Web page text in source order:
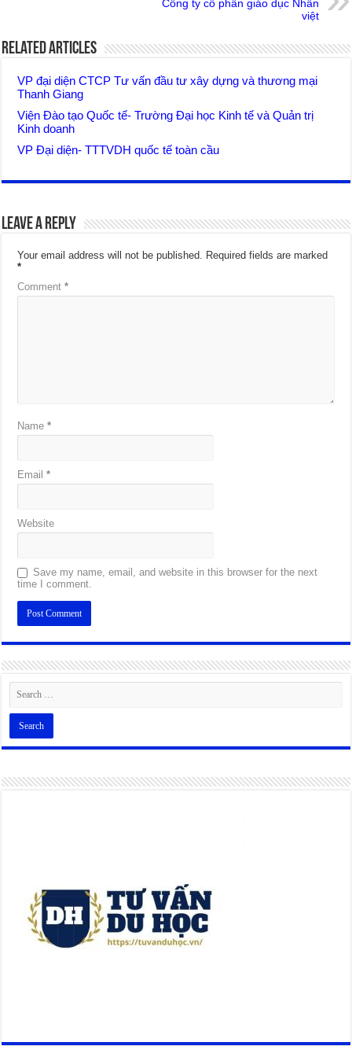
Công ty cổ phần giáo dục Nhân
việt
Related Articles
VP đại diện CTCP Tư vấn đầu tư xây dựng và thương mại
Thanh Giang
Viện Đào tạo Quốc tế- Trường Đại học Kinh tế và Quản trị
Kinh doanh
VP Đại diện- TTTVDH quốc tế toàn cầu
Leave a Reply
Your email address will not be published. Required fields are marked
*
Comment*
Name*
Email*
Website
Save my name, email, and website in this browser for the next
time I comment.
Alternative: